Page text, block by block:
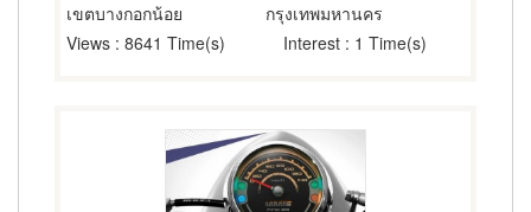
เขตบางกอกน้อย
กรุงเทพมหานคร
Views : 8641 Time(s) Interest : 1 Time(s)